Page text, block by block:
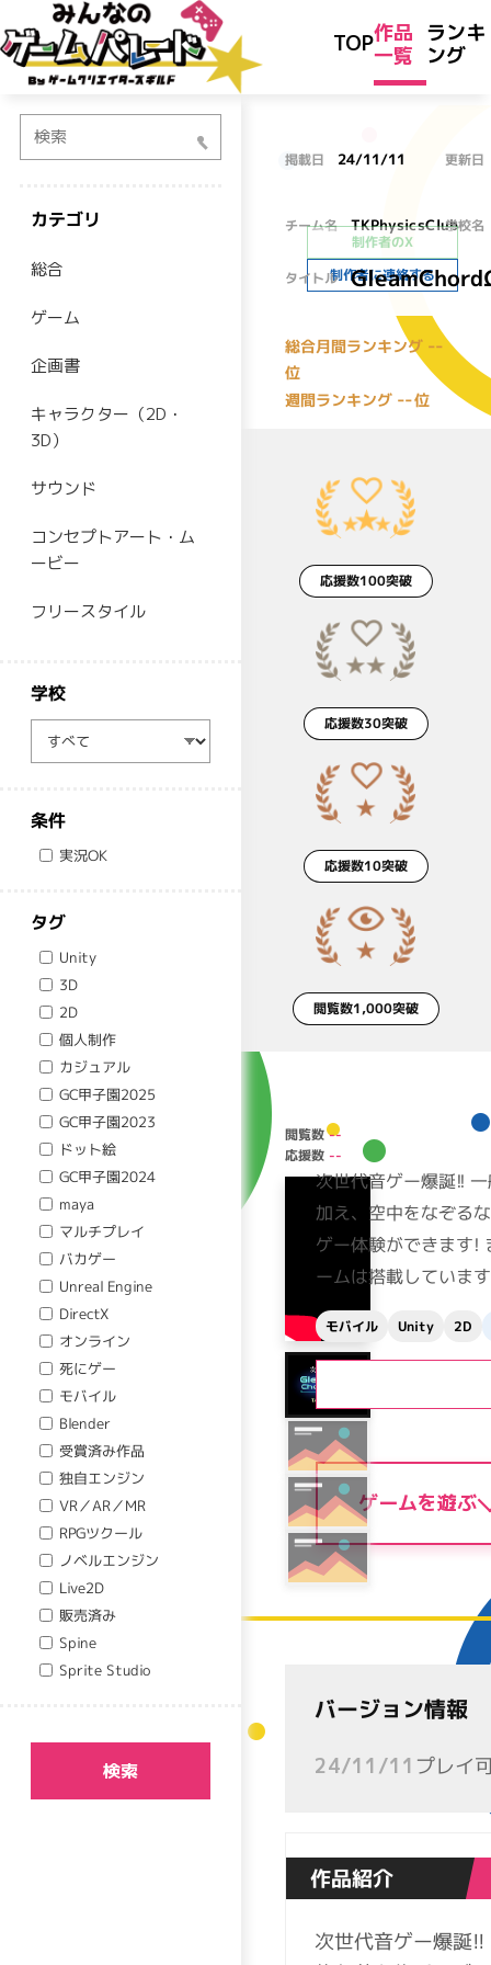
TOP作品
一覧
ランキ
ング
検索
カテゴリ
総合
ゲーム
企画書
キャラクター（2D・
3D）
サウンド
コンセプトアート・ム
ービー
フリースタイル
学校
学校
条件
実況OK
タグ
Unity
3D
2D
個人制作
カジュアル
GC甲子園2025
GC甲子園2023
ドット絵
GC甲子園2024
maya
マルチプレイ
バカゲー
Unreal Engine
DirectX
オンライン
死にゲー
モバイル
Blender
受賞済み作品
独自エンジン
VR／AR／MR
RPGツクール
ノベルエンジン
Live2D
販売済み
Spine
Sprite Studio
検索
掲載日 24/11/11 更新日
チーム名 TKPhysicsClub学校名
タイトル
制作者のX
制作者に連絡する
総合月間ランキング --
位
週間ランキング --位
応援数100突破
応援数30突破
応援数10突破
閲覧数1,000突破
閲覧数--
応援数 --
次世代音ゲー爆誕!!
加え、空中をなぞる
ゲー体験ができます!
ームは搭載していま
モバイル Unity 2D
ゲームを遊ぶ
バージョン情報
24/11/11 プレイ
作品紹介
次世代音ゲー爆誕